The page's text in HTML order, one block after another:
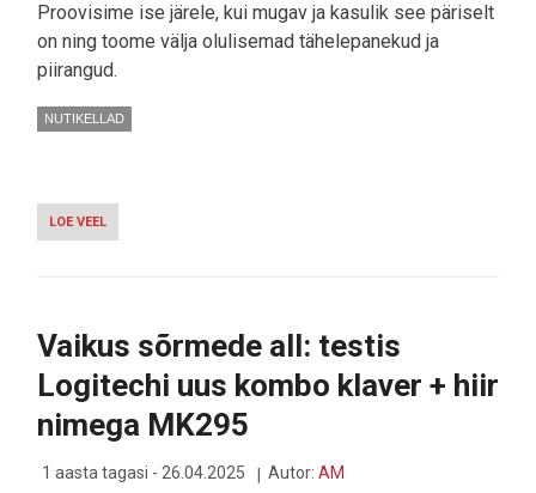
Proovisime ise järele, kui mugav ja kasulik see päriselt
on ning toome välja olulisemad tähelepanekud ja
piirangud.
NUTIKELLAD
LOE VEEL
HUAWEI
INFO
OTSAST
TELEFONI
KAASA
TASSIMATA
Vaikus sõrmede all: testis
Logitechi uus kombo klaver + hiir
nimega MK295
1 aasta tagasi - 26.04.2025 Autor: AM